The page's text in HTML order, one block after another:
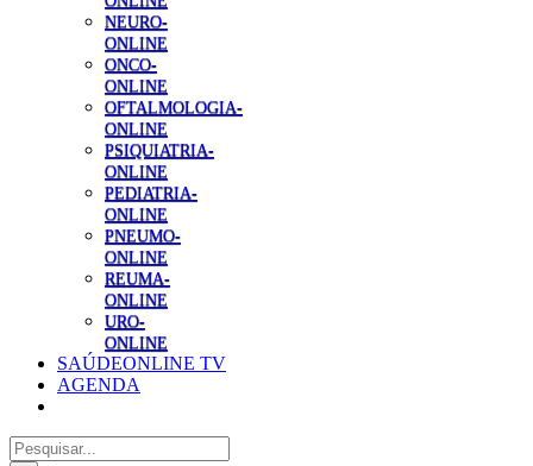
NEURO-
ONLINE
ONCO-
ONLINE
OFTALMOLOGIA-
ONLINE
PSIQUIATRIA-
ONLINE
PEDIATRIA-
ONLINE
PNEUMO-
ONLINE
REUMA-
ONLINE
URO-
ONLINE
SAÚDEONLINE TV
AGENDA
Pesquisar